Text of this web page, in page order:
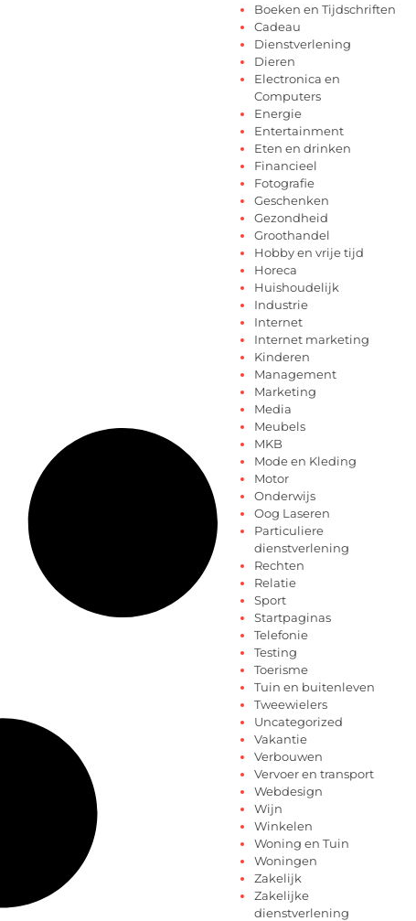
Boeken en Tijdschriften
Cadeau
Dienstverlening
Dieren
Electronica en
Computers
Energie
Entertainment
Eten en drinken
Financieel
Fotografie
Geschenken
Gezondheid
Groothandel
Hobby en vrije tijd
Horeca
Huishoudelijk
Industrie
Internet
Internet marketing
Kinderen
Management
Marketing
Media
Meubels
MKB
Mode en Kleding
Motor
Onderwijs
Oog Laseren
Particuliere
dienstverlening
Rechten
Relatie
Sport
Startpaginas
Telefonie
Testing
Toerisme
Tuin en buitenleven
Tweewielers
Uncategorized
Vakantie
Verbouwen
Vervoer en transport
Webdesign
Wijn
Winkelen
Woning en Tuin
Woningen
Zakelijk
Zakelijke
dienstverlening